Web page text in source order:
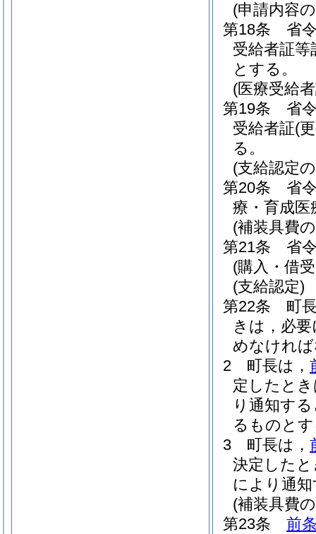
(申請内容
第18条
省
受給者証等
とする。
(医療受給
第19条
省
受給者証(
る。
(支給認定
第20条
省
療・育成医
(補装具費
第21条
省
(購入・借
(支給認定)
第22条
町
きは，必
めなけれ
2
町長は，
定したと
り通知す
るものと
3
町長は，
決定したと
により通
(補装具費
第23条
前